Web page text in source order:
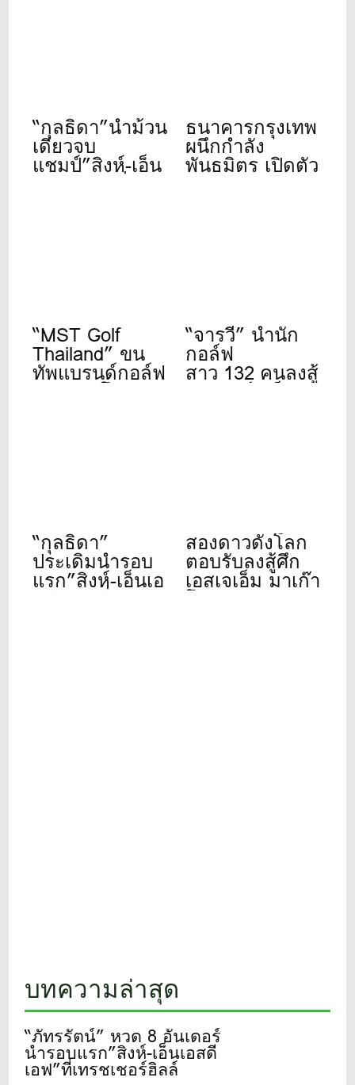
“กุลธิดา”นำม้วน
เดียวจบ
แชมป์”สิงห์-เอ็น
เอสดีเอฟ”ที่เดอะ
ธนาคารกรุงเทพ
ผนึกกำลัง
พันธมิตร เปิดตัว
“MST Golf
Thailand” ขน
ทัพแบรนด์กอล์ฟ
ดังระดับโลก
“จารวี” นำนัก
กอล์ฟ
สาว 132 คนลงสู้
ศึก”สิงห์- เอ็นเอ
“กุลธิดา”
ประเดิมนำรอบ
แรก”สิงห์-เอ็นเอ
สดีเอฟ”ที่เดอะ
สองดาวดังโลก
ตอบรับลงสู้ศึก
เอสเจเอ็ม มาเก๊า
โอเพ่น 2026
บทความล่าสุด
“ภัทรรัตน์” หวด 8 อันเดอร์
นำรอบแรก”สิงห์-เอ็นเอสดี
เอฟ”ที่เทรชเชอร์ฮิลล์